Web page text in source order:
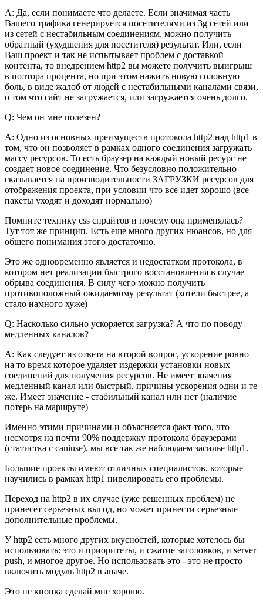
A: Да, если понимаете что делаете. Если значимая часть
Вашего трафика генерируется посетителями из 3g сетей или
из сетей с нестабильным соединениям, можно получить
обратный (ухудшения для посетителя) результат. Или, если
Ваш проект и так не испытывает проблем с доставкой
контента, то внедрением http2 вы можете получить выигрыш
в полтора процента, но при этом нажить новую головную
боль, в виде жалоб от людей с нестабильными каналами связи,
о том что сайт не загружается, или загружается очень долго.
Q: Чем он мне полезен?
A: Одно из основных преимуществ протокола http2 над http1 в
том, что он позволяет в рамках одного соединения загружать
массу ресурсов. То есть браузер на каждый новый ресурс не
создает новое соединение. Что безусловно положительно
сказывается на производительности ЗАГРУЗКИ ресурсов для
отображения проекта, при условии что все идет хорошо (все
пакеты уходят и доходят нормально)
Помните технику css спрайтов и почему она применялась?
Тут тот же принцип. Есть еще много других нюансов, но для
общего понимания этого достаточно.
Это же одновременно является и недостатком протокола, в
котором нет реализации быстрого восстановления в случае
обрыва соединения. В силу чего можно получить
противоположный ожидаемому результат (хотели быстрее, а
стало намного хуже)
Q: Насколько сильно ускоряется загрузка? А что по поводу
медленных каналов?
A: Как следует из ответа на второй вопрос, ускорение ровно
на то время которое удаляет издержки установки новых
соединений для получения ресурсов. Не имеет значения
медленный канал или быстрый, причины ускорения одни и те
же. Имеет значение - стабильный канал или нет (наличие
потерь на маршруте)
Именно этими причинами и объясняется факт того, что
несмотря на почти 90% поддержку протокола браузерами
(статистка с caniuse), мы все так же наблюдаем засилье http1.
Большие проекты имеют отличных специалистов, которые
научились в рамках http1 нивелировать его проблемы.
Переход на http2 в их случае (уже решенных проблем) не
принесет серьезных выгод, но может принести серьезные
дополнительные проблемы.
У http2 есть много других вкусностей, которые хотелось бы
использовать: это и приоритеты, и сжатие заголовков, и server
push, и многое другое. Но использовать это - это не просто
включить модуль http2 в апаче.
Это не кнопка сделай мне хорошо.